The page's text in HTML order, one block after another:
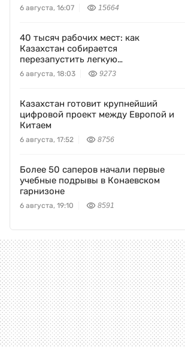
6 августа, 16:07 15664
40 тысяч рабочих мест: как
Казахстан собирается
перезапустить легкую
промышленность
6 августа, 18:03 9273
Казахстан готовит крупнейший
цифровой проект между Европой и
Китаем
6 августа, 17:52 8756
Более 50 саперов начали первые
учебные подрывы в Конаевском
гарнизоне
6 августа, 19:10 8591